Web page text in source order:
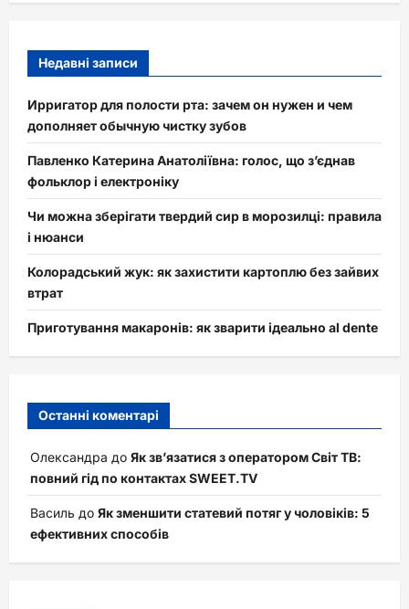
Недавні записи
Ирригатор для полости рта: зачем он нужен и чем
дополняет обычную чистку зубов
Павленко Катерина Анатоліївна: голос, що з’єднав
фольклор і електроніку
Чи можна зберігати твердий сир в морозилці: правила
і нюанси
Колорадський жук: як захистити картоплю без зайвих
втрат
Приготування макаронів: як зварити ідеально al dente
Останні коментарі
Олександра до Як зв’язатися з оператором Світ ТВ:
повний гід по контактах SWEET.TV
Василь до Як зменшити статевий потяг у чоловіків: 5
ефективних способів